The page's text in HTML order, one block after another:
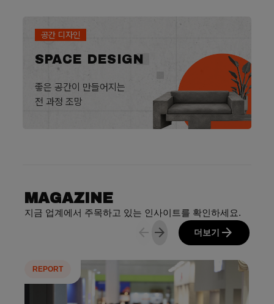
공간 디자인
SPACE DESIGN
좋은 공간이 만들어지는
전 과정 조망
MAGAZINE
지금 업계에서 주목하고 있는 인사이트를 확인하세요.
arrow_back arrow_forward 더보기 arrow_forward
REPORT